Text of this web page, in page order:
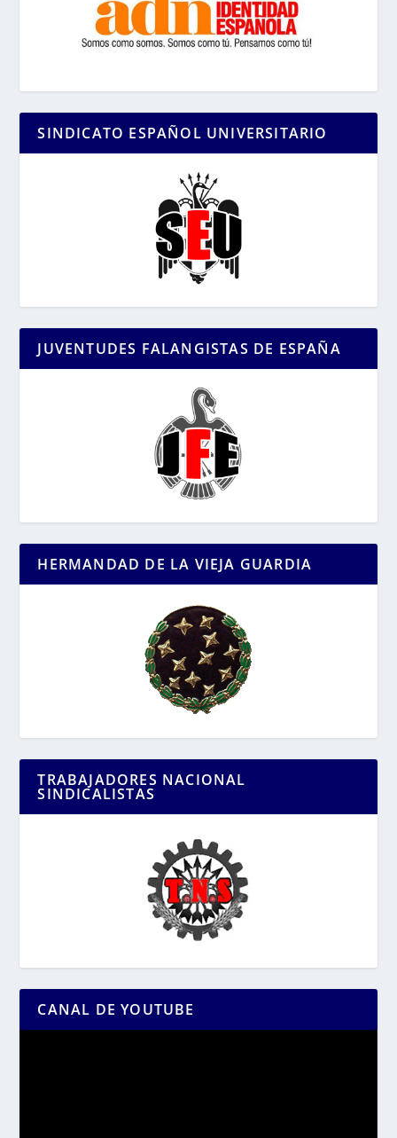
SINDICATO ESPAÑOL UNIVERSITARIO
JUVENTUDES FALANGISTAS DE ESPAÑA
HERMANDAD DE LA VIEJA GUARDIA
TRABAJADORES NACIONAL
SINDICALISTAS
CANAL DE YOUTUBE